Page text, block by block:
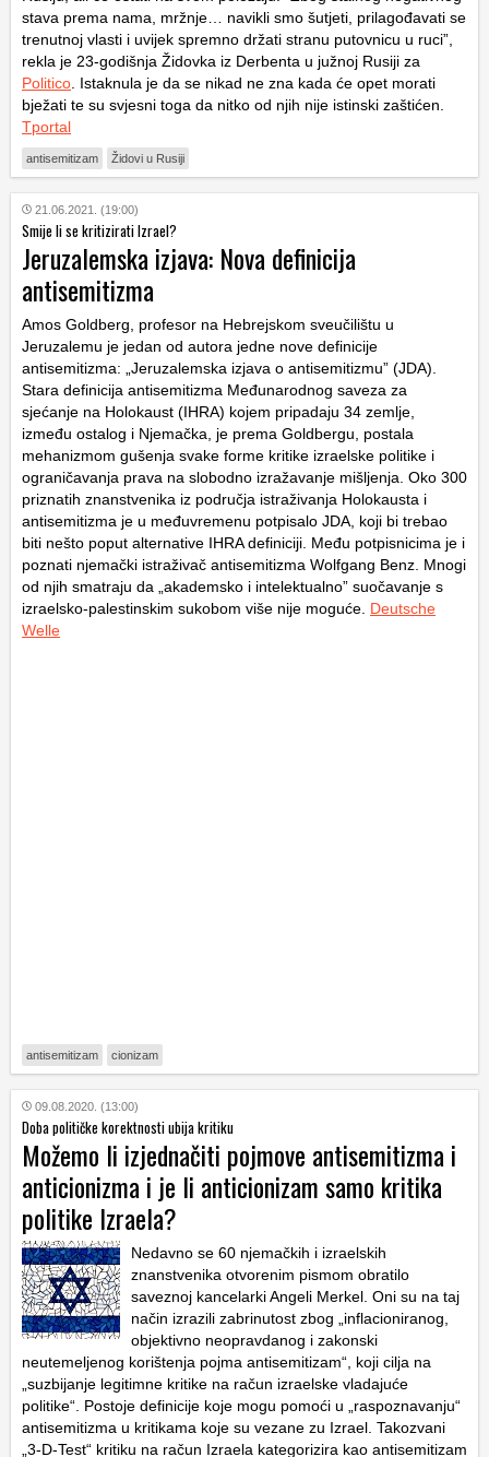
stava prema nama, mržnje… navikli smo šutjeti, prilagođavati se
trenutnoj vlasti i uvijek spremno držati stranu putovnicu u ruci”,
rekla je 23-godišnja Židovka iz Derbenta u južnoj Rusiji za
Politico . Istaknula je da se nikad ne zna kada će opet morati
bježati te su svjesni toga da nitko od njih nije istinski zaštićen.
Tportal
antisemitizam Židovi u Rusiji
21.06.2021. (19:00)
Smije li se kritizirati Izrael?
Jeruzalemska izjava: Nova definicija
antisemitizma
Amos Goldberg, profesor na Hebrejskom sveučilištu u
Jeruzalemu je jedan od autora jedne nove definicije
antisemitizma: „Jeruzalemska izjava o antisemitizmu” (JDA).
Stara definicija antisemitizma Međunarodnog saveza za
sjećanje na Holokaust (IHRA) kojem pripadaju 34 zemlje,
između ostalog i Njemačka, je prema Goldbergu, postala
mehanizmom gušenja svake forme kritike izraelske politike i
ograničavanja prava na slobodno izražavanje mišljenja. Oko 300
priznatih znanstvenika iz područja istraživanja Holokausta i
antisemitizma je u međuvremenu potpisalo JDA, koji bi trebao
biti nešto poput alternative IHRA definiciji. Među potpisnicima je i
poznati njemački istraživač antisemitizma Wolfgang Benz. Mnogi
od njih smatraju da „akademsko i intelektualno” suočavanje s
izraelsko-palestinskim sukobom više nije moguće. Deutsche
Welle
antisemitizam cionizam
09.08.2020. (13:00)
Doba političke korektnosti ubija kritiku
Možemo li izjednačiti pojmove antisemitizma i
anticionizma i je li anticionizam samo kritika
politike Izraela?
Nedavno se 60 njemačkih i izraelskih
znanstvenika otvorenim pismom obratilo
saveznoj kancelarki Angeli Merkel. Oni su na taj
način izrazili zabrinutost zbog „inflacioniranog,
objektivno neopravdanog i zakonski
neutemeljenog korištenja pojma antisemitizam“, koji cilja na
„suzbijanje legitimne kritike na račun izraelske vladajuće
politike“. Postoje definicije koje mogu pomoći u „raspoznavanju“
antisemitizma u kritikama koje su vezane zu Izrael. Takozvani
„3-D-Test“ kritiku na račun Izraela kategorizira kao antisemitizam